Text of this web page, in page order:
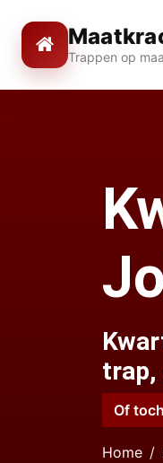
Trappen op
trap,
Of
Home